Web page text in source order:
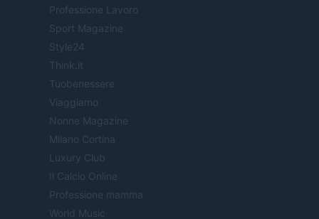
Professione Lavoro
Sport Magazine
Style24
Think.it
Tuobenessere
Viaggiamo
Nonne Magazine
Milano Cortina
Luxury Club
Il Calcio Online
Professione mamma
World Music